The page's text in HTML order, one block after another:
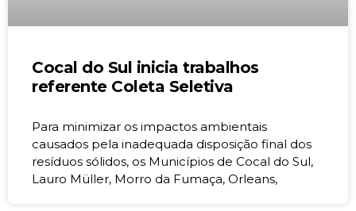
Cocal do Sul inicia trabalhos
referente Coleta Seletiva
Para minimizar os impactos ambientais
causados pela inadequada disposição final dos
resíduos sólidos, os Municípios de Cocal do Sul,
Lauro Müller, Morro da Fumaça, Orleans,